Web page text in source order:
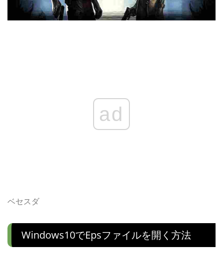
ad
ベセスダ
Windows10でepsファイルを開く方法